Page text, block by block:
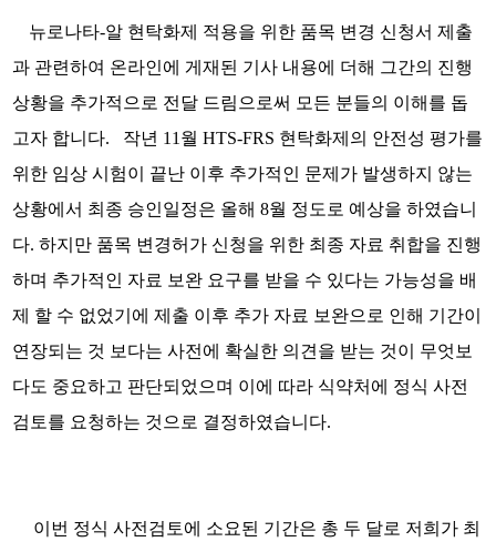
뉴로나타-알 현탁화제 적용을 위한 품목 변경 신청서 제출
과 관련하여 온라인에 게재된 기사 내용에 더해 그간의 진행
상황을 추가적으로 전달 드림으로써 모든 분들의 이해를 돕
고자 합니다. 작년 11 월 HTS-FRS 현탁화제의 안전성 평가를
위한 임상 시험이 끝난 이후 추가적인 문제가 발생하지 않는
상황에서 최종 승인일정은 올해 8월 정도로 예상을 하였습니
다. 하지만 품목 변경허가 신청을 위한 최종 자료 취합을 진행
하며 추가적인 자료 보완 요구를 받을 수 있다는 가능성을 배
제 할 수 없었기에 제출 이후 추가 자료 보완으로 인해 기간이
연장되는 것 보다는 사전에 확실한 의견을 받는 것이 무엇보
다도 중요하고 판단되었으며 이에 따라 식약처에 정식 사전
검토를 요청하는 것으로 결정하였습니다.
이번 정식 사전검토에 소요된 기간은 총 두 달로 저희가 최